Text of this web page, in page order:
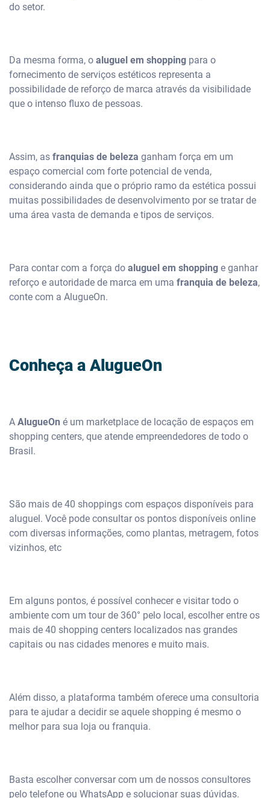
do setor.
Da mesma forma, o aluguel em shopping para o
fornecimento de serviços estéticos representa a
possibilidade de reforço de marca através da visibilidade
que o intenso fluxo de pessoas.
Assim, as franquias de beleza ganham força em um
espaço comercial com forte potencial de venda,
considerando ainda que o próprio ramo da estética possui
muitas possibilidades de desenvolvimento por se tratar de
uma área vasta de demanda e tipos de serviços.
Para contar com a força do aluguel em shopping e ganhar
reforço e autoridade de marca em uma franquia de beleza,
conte com a AlugueOn.
Conheça a AlugueOn
A AlugueOn é um marketplace de locação de espaços em
shopping centers, que atende empreendedores de todo o
Brasil.
São mais de 40 shoppings com espaços disponíveis para
aluguel. Você pode consultar os pontos disponíveis online
com diversas informações, como plantas, metragem, fotos
vizinhos, etc
Em alguns pontos, é possível conhecer e visitar todo o
ambiente com um tour de 360° pelo local, escolher entre os
mais de 40 shopping centers localizados nas grandes
capitais ou nas cidades menores e muito mais.
Além disso, a plataforma também oferece uma consultoria
para te ajudar a decidir se aquele shopping é mesmo o
melhor para sua loja ou franquia.
Basta escolher conversar com um de nossos consultores
pelo telefone ou WhatsApp e solucionar suas dúvidas.